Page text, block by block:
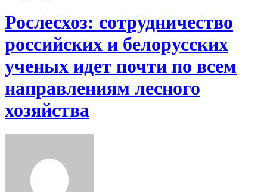
Рослесхоз: сотрудничество
российских и белорусских
ученых идет почти по всем
направлениям лесного
хозяйства